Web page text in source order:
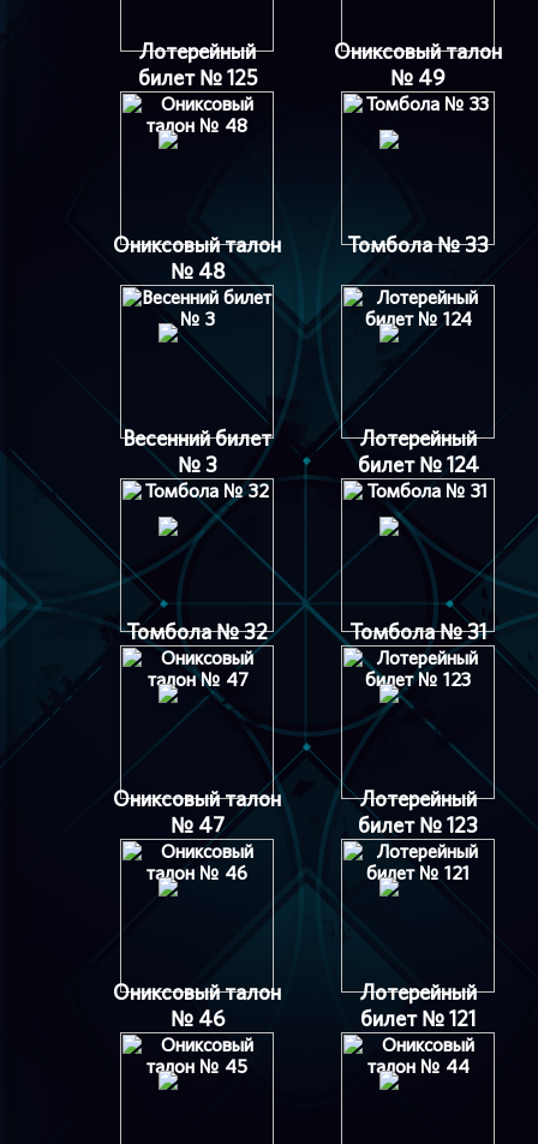
Лотерейный
билет № 125
Ониксовый талон
№ 49
Ониксовый талон
№ 48
Томбола № 33
Весенний билет
№ 3
Лотерейный
билет № 124
Томбола № 32 Томбола № 31
Ониксовый талон
№ 47
Лотерейный
билет № 123
Ониксовый талон
№ 46
Лотерейный
билет № 121